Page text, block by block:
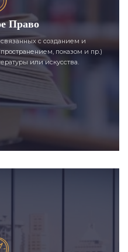
Право
с созданием и
показом и пр.)
или искусства.